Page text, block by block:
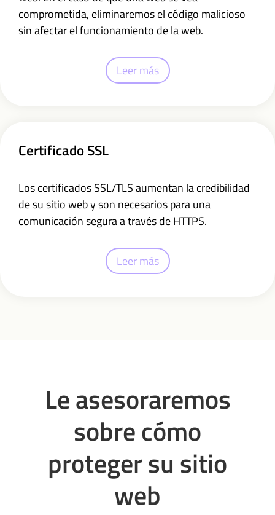
comprometida, eliminaremos el código malicioso
sin afectar el funcionamiento de la web.
Leer más
Certificado SSL
Los certificados SSL/TLS aumentan la credibilidad
de su sitio web y son necesarios para una
comunicación segura a través de HTTPS.
Leer más
Le asesoraremos
sobre cómo
proteger su sitio
web